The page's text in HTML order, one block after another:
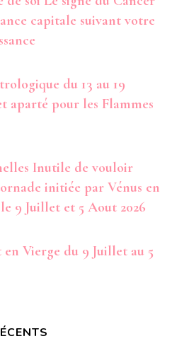
capitale suivant votre
du 13 au 19
aparté pour les Flammes
Inutile de vouloir
initiée par Vénus en
9 Juillet et 5 Aout 2026
Vierge du 9 Juillet au 5